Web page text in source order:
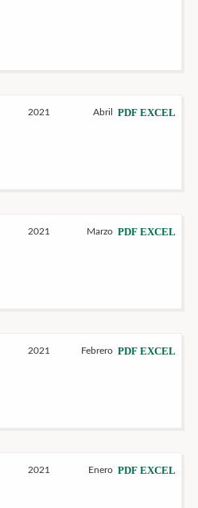
2021 Abril PDF EXCEL
2021 Marzo PDF EXCEL
2021 Febrero PDF EXCEL
2021 Enero PDF EXCEL